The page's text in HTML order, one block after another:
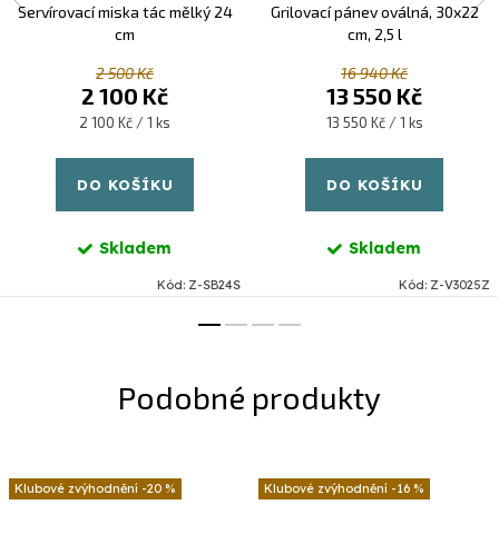
Servírovací miska tác mělký 24
cm
2 500 Kč
2 100 Kč
Měrná
2 100 Kč / 1 ks
DO KOŠÍKU
Skladem
Kód: Z-SB24S
Grilovací pánev oválná, 30x22
cm, 2,5 l
16 940 Kč
13 550 Kč
Měrná
13 550 Kč / 1 ks
DO KOŠÍKU
Skladem
Kód: Z-V3025Z
-20 % -16 %